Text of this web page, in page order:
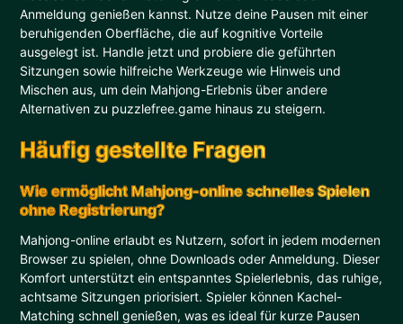
Anmeldung genießen kannst. Nutze deine Pausen mit einer
beruhigenden Oberfläche, die auf kognitive Vorteile
ausgelegt ist. Handle jetzt und probiere die geführten
Sitzungen sowie hilfreiche Werkzeuge wie Hinweis und
Mischen aus, um dein Mahjong-Erlebnis über andere
Alternativen zu puzzlefree.game hinaus zu steigern.
Häufig gestellte Fragen
Wie ermöglicht Mahjong-online schnelles Spielen
ohne Registrierung?
Mahjong-online erlaubt es Nutzern, sofort in jedem modernen
Browser zu spielen, ohne Downloads oder Anmeldung. Dieser
Komfort unterstützt ein entspanntes Spielerlebnis, das ruhige,
achtsame Sitzungen priorisiert. Spieler können Kachel-
Matching schnell genießen, was es ideal für kurze Pausen